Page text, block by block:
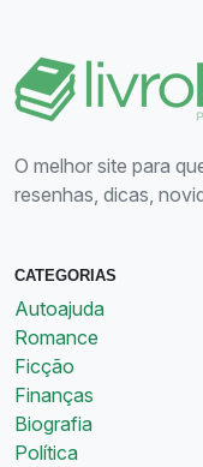
O melhor site para
resenhas, dicas,
CATEGORIAS
Autoajuda
Romance
Ficção
Finanças
Biografia
Política